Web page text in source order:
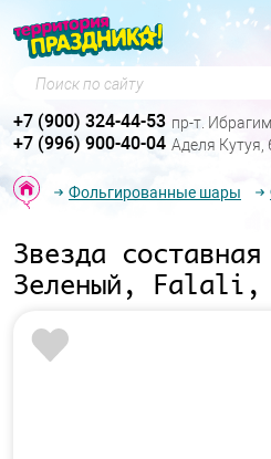
Поиск по сайту
+7 (900) 324-44-53 пр-т.
+7 (996) 900-40-04 Аделя Кутуя,
Фольгированные шары
Звезда
Зеленый, Falali,